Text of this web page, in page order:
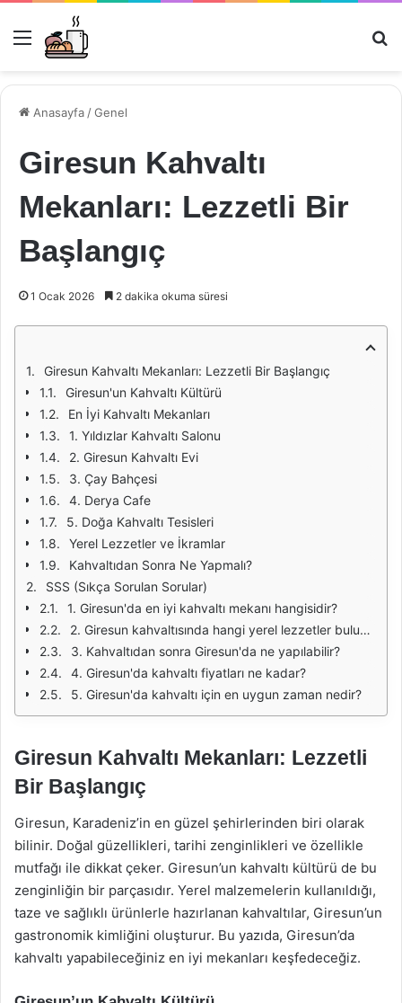
Menü
Anasayfa /Genel
Giresun Kahvaltı
Mekanları: Lezzetli Bir
Başlangıç
1 Ocak 2026 2 dakika okuma süresi
Giresun Kahvaltı Mekanları: Lezzetli Bir Başlangıç
Giresun'un Kahvaltı Kültürü
En İyi Kahvaltı Mekanları
1. Yıldızlar Kahvaltı Salonu
2. Giresun Kahvaltı Evi
3. Çay Bahçesi
4. Derya Cafe
5. Doğa Kahvaltı Tesisleri
Yerel Lezzetler ve İkramlar
Kahvaltıdan Sonra Ne Yapmalı?
SSS (Sıkça Sorulan Sorular)
1. Giresun'da en iyi kahvaltı mekanı hangisidir?
2. Giresun kahvaltısında hangi yerel lezzetler bulunur?
3. Kahvaltıdan sonra Giresun'da ne yapılabilir?
4. Giresun'da kahvaltı fiyatları ne kadar?
5. Giresun'da kahvaltı için en uygun zaman nedir?
Giresun Kahvaltı Mekanları: Lezzetli
Bir Başlangıç
Giresun, Karadeniz’in en güzel şehirlerinden biri olarak
bilinir. Doğal güzellikleri, tarihi zenginlikleri ve özellikle
mutfağı ile dikkat çeker. Giresun’un kahvaltı kültürü de bu
zenginliğin bir parçasıdır. Yerel malzemelerin kullanıldığı,
taze ve sağlıklı ürünlerle hazırlanan kahvaltılar, Giresun’un
gastronomik kimliğini oluşturur. Bu yazıda, Giresun’da
kahvaltı yapabileceğiniz en iyi mekanları keşfedeceğiz.